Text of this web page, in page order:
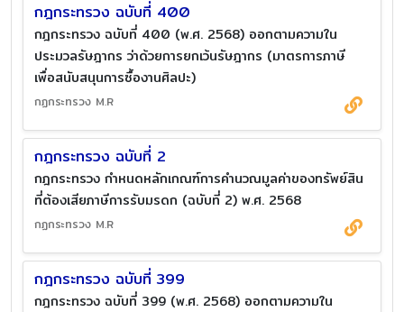
กฎกระทรวง ฉบับที่ 400
กฎกระทรวง ฉบับที่ 400 (พ.ศ. 2568) ออกตามความใน
ประมวลรัษฎากร ว่าด้วยการยกเว้นรัษฎากร (มาตรการภาษี
เพื่อสนับสนุนการซื้องานศิลปะ)
กฏกระทรวง M.R
กฎกระทรวง ฉบับที่ 2
กฎกระทรวง กำหนดหลักเกณฑ์การคำนวณมูลค่าของทรัพย์สิน
ที่ต้องเสียภาษีการรับมรดก (ฉบับที่ 2) พ.ศ. 2568
กฏกระทรวง M.R
กฎกระทรวง ฉบับที่ 399
กฎกระทรวง ฉบับที่ 399 (พ.ศ. 2568) ออกตามความใน